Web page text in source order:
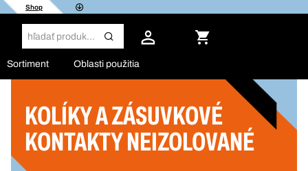
Shop
Sortiment Oblasti použitia
KOLÍKY A ZÁSUVKOVÉ
KONTAKTY NEIZOLOVANÉ
Filter